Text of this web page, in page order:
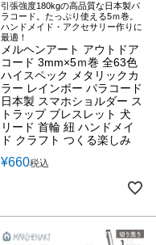
引張強度180kgの高品質な日本製パ
ラコード。たっぷり使える5ｍ巻。
ハンドメイド・アクセサリー作りに
最適！
メルヘンアート アウトドア
コード 3mm×5ｍ巻 全63色
ハイスペック メタリックカ
ラー レインボー パラコード
日本製 スマホショルダー ス
トラップ ブレスレット 犬
リード 首輪 紐 ハンドメイ
ド クラフト つくる楽しみ
¥660税込